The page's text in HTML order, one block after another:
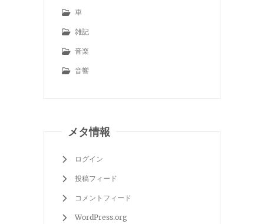
車
雑記
音楽
音響
メタ情報
ログイン
投稿フィード
コメントフィード
WordPress.org